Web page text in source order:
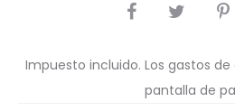
COMPARTIR
Impuesto incluido. Los gastos
pantalla de